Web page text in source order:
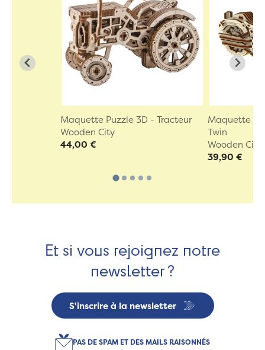
Maquette Puzzle 3D - Tracteur
Wooden City
44,00 €
Maquette
Twin
Wooden City
39,90 €
Et si vous rejoignez notre
newsletter ?
S'inscrire à la newsletter
PAS DE SPAM ET DES MAILS RAISONNÉS